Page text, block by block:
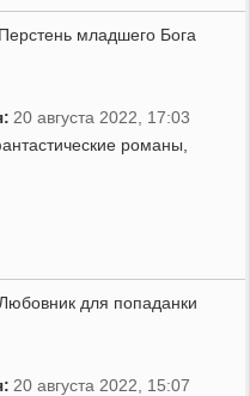
Перстень младшего Бога
20 августа 2022, 17:03
романы
Любовник для попаданки
20 августа 2022, 15:07